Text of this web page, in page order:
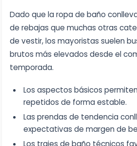
Dado que la ropa de baño
de rebajas que muchas otras
de vestir, los mayoristas suelen
brutos más elevados desde el
temporada.
Los aspectos básicos
repetidos de forma estable.
Las prendas de tendencia
expectativas de margen de
Los trajes de baño técnicos